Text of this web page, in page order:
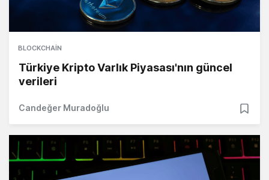
BLOCKCHAIN
Türkiye Kripto Varlık Piyasası'nın güncel
verileri
Candeğer Muradoğlu